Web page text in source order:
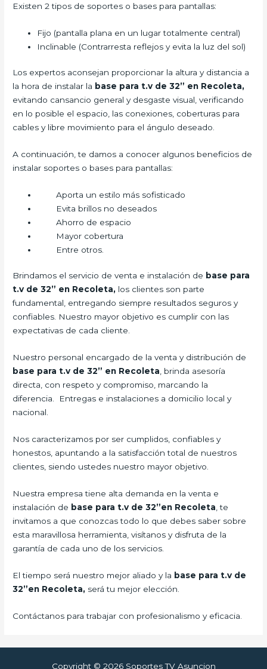
Existen 2 tipos de soportes o bases para pantallas:
Fijo (pantalla plana en un lugar totalmente central)
Inclinable (Contrarresta reflejos y evita la luz del sol)
Los expertos aconsejan proporcionar la altura y distancia a
la hora de instalar la base para t.v de 32” en Recoleta,
evitando cansancio general y desgaste visual, verificando
en lo posible el espacio, las conexiones, coberturas para
cables y libre movimiento para el ángulo deseado.
A continuación, te damos a conocer algunos beneficios de
instalar soportes o bases para pantallas:
Aporta un estilo más sofisticado
Evita brillos no deseados
Ahorro de espacio
Mayor cobertura
Entre otros.
Brindamos el servicio de venta e instalación de base para
t.v de 32” en Recoleta, los clientes son parte
fundamental, entregando siempre resultados seguros y
confiables. Nuestro mayor objetivo es cumplir con las
expectativas de cada cliente.
Nuestro personal encargado de la venta y distribución de
base para t.v de 32” en Recoleta, brinda asesoría
directa, con respeto y compromiso, marcando la
diferencia. Entregas e instalaciones a domicilio local y
nacional.
Nos caracterizamos por ser cumplidos, confiables y
honestos, apuntando a la satisfacción total de nuestros
clientes, siendo ustedes nuestro mayor objetivo.
Nuestra empresa tiene alta demanda en la venta e
instalación de base para t.v de 32”en Recoleta , te
invitamos a que conozcas todo lo que debes saber sobre
esta maravillosa herramienta, visítanos y disfruta de la
garantía de cada uno de los servicios.
El tiempo será nuestro mejor aliado y la base para t.v de
32”en Recoleta, será tu mejor elección.
Contáctanos para trabajar con profesionalismo y eficacia.
Copyright © 2026 Soportes TV Asuncion